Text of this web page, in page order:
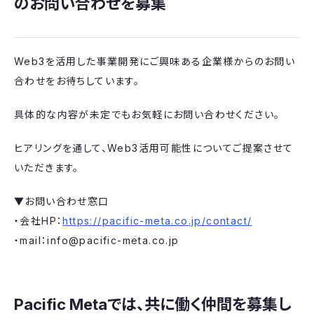
Web3を活用した事業開発にご興味ある企業様からのお問い
合わせをお待ちしています。
具体的な内容が未定でもお気軽にお問い合わせください。
ヒアリングを通して、Web3活用可能性についてご提案させて
いただきます。
▼お問い合わせ窓口
・会社HP：https://pacific-meta.co.jp/contact/
・mail：info@pacific-meta.co.jp
Pacific Metaでは、共に働く仲間を募集し